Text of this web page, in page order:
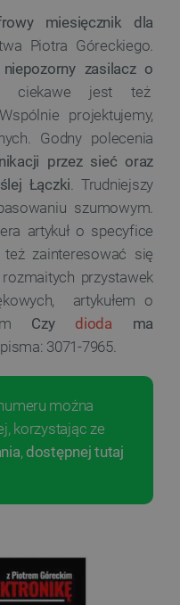
miesięcznik dla
Piotra Góreckiego.
niepozorny zasilacz o
ciekawe jest też
projektujemy,
Godny polecenia
przez sieć oraz
Łączki. Trudniejszy
szumowym.
artykuł o specyfice
zainteresować się
przystawek
artykułem o
Czy dioda ma
3071-7965.
można
korzystając ze
,dostępnej tutaj